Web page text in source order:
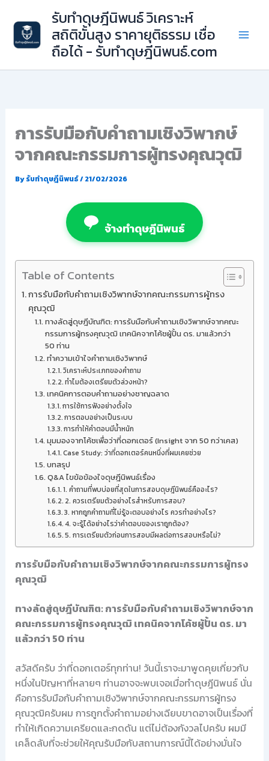
content
รับทำดุษฎีนิพนธ์ วิเคราะห์
สถิติขั้นสูง ราคายุติธรรม เชื่อ
ถือได้ - รับทำดุษฎีนิพนธ์.com
การรับมือกับคำถามเชิงวิพากษ์
จากคณะกรรมการผู้ทรงคุณวุฒิ
Byรับทำดุษฎีนิพนธ์/21/02/2026
จ้างทำดุษฎีนิพนธ์
Table of Contents
การรับมือกับคำถามเชิงวิพากษ์จากคณะกรรมการผู้ทรง
คุณวุฒิ
ทางลัดสู่ดุษฎีบัณฑิต: การรับมือกับคำถามเชิงวิพากษ์จากคณะ
กรรมการผู้ทรงคุณวุฒิ เทคนิคจากโค้ชผู้ปั้น ดร. มาแล้วกว่า
50 ท่าน
ทำความเข้าใจคำถามเชิงวิพากษ์
วิเคราะห์ประเภทของคำถาม
ทำไมต้องเตรียมตัวล่วงหน้า?
เทคนิคการตอบคำถามอย่างชาญฉลาด
การใช้การฟังอย่างตั้งใจ
การตอบอย่างเป็นระบบ
การทำให้คำตอบมีน้ำหนัก
มุมมองจากโค้ชเพื่อว่าที่ดอกเตอร์ (Insight จาก 50 กว่าเคส)
Case Study: ว่าที่ดอกเตอร์คนหนึ่งที่ผมเคยช่วย
บทสรุป
Q&A ไขข้อข้องใจดุษฎีนิพนธ์เรื่อง
1. คำถามที่พบบ่อยที่สุดในการสอบดุษฎีนิพนธ์คืออะไร?
2. ควรเตรียมตัวอย่างไรสำหรับการสอบ?
3. หากถูกคำถามที่ไม่รู้จะตอบอย่างไร ควรทำอย่างไร?
4. จะรู้ได้อย่างไรว่าคำตอบของเราถูกต้อง?
5. การเตรียมตัวก่อนการสอบมีผลต่อการสอบหรือไม่?
การรับมือกับคำถามเชิงวิพากษ์จากคณะกรรมการผู้ทรง
คุณวุฒิ
ทางลัดสู่ดุษฎีบัณฑิต: การรับมือกับคำถามเชิงวิพากษ์จาก
คณะกรรมการผู้ทรงคุณวุฒิ เทคนิคจากโค้ชผู้ปั้น ดร. มา
แล้วกว่า 50 ท่าน
สวัสดีครับ ว่าที่ดอกเตอร์ทุกท่าน! วันนี้เราจะมาพูดคุยเกี่ยวกับ
หนึ่งในปัญหาที่หลายๆ ท่านอาจจะพบเจอเมื่อทำดุษฎีนิพนธ์ นั่น
คือการรับมือกับคำถามเชิงวิพากษ์จากคณะกรรมการผู้ทรง
คุณวุฒิครับผม การถูกตั้งคำถามอย่างเฉียบขาดอาจเป็นเรื่องที่
ทำให้เกิดความเครียดและกดดัน แต่ไม่ต้องกังวลไปครับ ผมมี
เคล็ดลับที่จะช่วยให้คุณรับมือกับสถานการณ์นี้ได้อย่างมั่นใจ